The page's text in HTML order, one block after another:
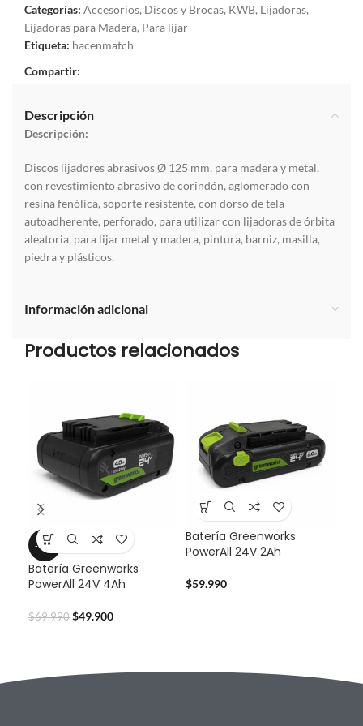
Categorías: Accesorios, Discos y Brocas, KWB, Lijadoras,
Lijadoras para Madera, Para lijar
Etiqueta: hacenmatch
Compartir:
Descripción
Descripción:
Discos lijadores abrasivos Ø 125 mm, para madera y metal,
con revestimiento abrasivo de corindón, aglomerado con
resina fenólica, soporte resistente, con dorso de tela
autoadherente, perforado, para utilizar con lijadoras de órbita
aleatoria, para lijar metal y madera, pintura, barniz, masilla,
piedra y plásticos.
Información adicional
Productos relacionados
-29%
Batería Greenworks
PowerAll 24V 4Ah
$69.990 $49.900
Batería Greenworks
PowerAll 24V 2Ah
$59.990